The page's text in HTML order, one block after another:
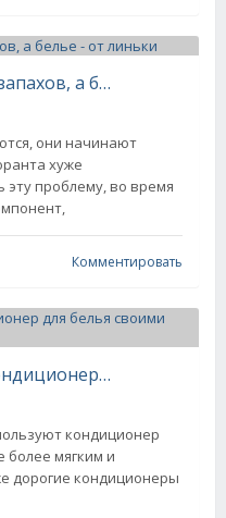
Как избавить одежду от запахов, а белье - от линьки
они начинают
хуже
проблему, во время
Комментировать
Как сделать отличный кондиционер для белья своими руками
кондиционер
более мягким и
дорогие кондиционеры